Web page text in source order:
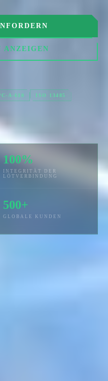
ANZEIGEN
A-610 ISO 13485
100%
INTEGRITÄT DER
LÖTVERBINDUNG
500+
GLOBALE KUNDEN